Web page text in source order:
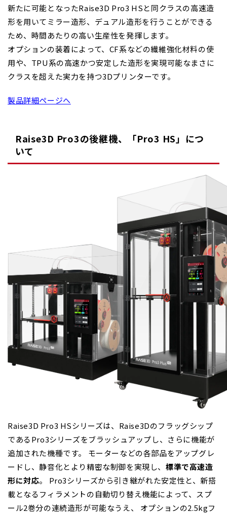
新たに可能となったRaise3D Pro3 HSと同クラスの高速造
形を用いてミラー造形、デュアル造形を行うことができる
ため、時間あたりの高い生産性を発揮します。
オプションの装着によって、CF系などの繊維強化材料の使
用や、TPU系の高速かつ安定した造形を実現可能なまさに
クラスを超えた実力を持つ3Dプリンターです。
製品詳細ページへ
Raise3D Pro3の後継機、「Pro3 HS」につ
いて
Raise3D Pro3 HSシリーズは、Raise3Dのフラッグシップ
であるPro3シリーズをブラッシュアップし、さらに機能が
追加された機種です。 モーターなどの各部品をアップグレ
ードし、静音化とより精密な制御を実現し、標準で高速造
形に対応。
Pro3シリーズから引き継がれた安定性と、新搭
載となるフィラメントの自動切り替え機能によって、スプ
ール2巻分の連続造形が可能なうえ、 オプションの2.5kgフ